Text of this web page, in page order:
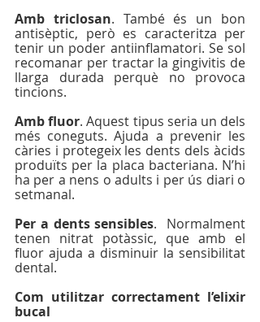
Amb triclosan. També és un bon
antisèptic, però es caracteritza per
tenir un poder antiinflamatori. Se sol
recomanar per tractar la gingivitis de
llarga durada perquè no provoca
tincions.
Amb fluor. Aquest tipus seria un dels
més coneguts. Ajuda a prevenir les
càries i protegeix les dents dels àcids
produïts per la placa bacteriana. N’hi
ha per a nens o adults i per ús diari o
setmanal.
Per a dents sensibles.  Normalment
tenen nitrat potàssic, que amb el
fluor ajuda a disminuir la sensibilitat
dental.
Com utilitzar correctament l’elixir
bucal